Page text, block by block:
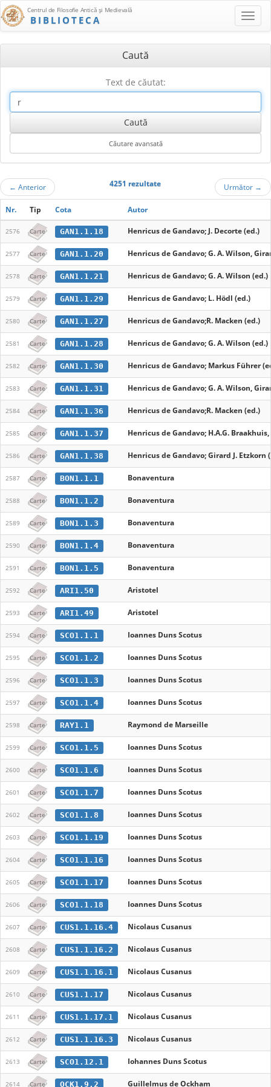
Centrul de Filosofie Antică şi Medievală
BIBLIOTECA
Caută
Text de căutat:
← Anterior 4251 rezultate Următor →
Nr. Tip Cota Autor
2576 Carte GAN1.1.18 Henricus de Gandavo; J. Decorte (ed.)
2577 Carte GAN1.1.20 Henricus de Gandavo; G. A. Wilson,
2578 Carte GAN1.1.21 Henricus de Gandavo; G. A. Wilson (ed.)
2579 Carte GAN1.1.29 Henricus de Gandavo; L. Hödl (ed.)
2580 Carte GAN1.1.27 Henricus de Gandavo;R. Macken (ed.)
2581 Carte GAN1.1.28 Henricus de Gandavo; G. A. Wilson (ed.)
2582 Carte GAN1.1.30 Henricus de Gandavo; Markus Führer
2583 Carte GAN1.1.31 Henricus de Gandavo; G. A. Wilson,
2584 Carte GAN1.1.36 Henricus de Gandavo;R. Macken (ed.)
2585 Carte GAN1.1.37 Henricus de Gandavo; H.A.G.
2586 Carte GAN1.1.38 Henricus de Gandavo; Girard J. Etzkorn
2587 Carte BON1.1.1 Bonaventura
2588 Carte BON1.1.2 Bonaventura
2589 Carte BON1.1.3 Bonaventura
2590 Carte BON1.1.4 Bonaventura
2591 Carte BON1.1.5 Bonaventura
2592 Carte ARI1.50 Aristotel
2593 Carte ARI1.49 Aristotel
2594 Carte SCO1.1.1 Ioannes Duns Scotus
2595 Carte SCO1.1.2 Ioannes Duns Scotus
2596 Carte SCO1.1.3 Ioannes Duns Scotus
2597 Carte SCO1.1.4 Ioannes Duns Scotus
2598 Carte RAY1.1 Raymond de Marseille
2599 Carte SCO1.1.5 Ioannes Duns Scotus
2600 Carte SCO1.1.6 Ioannes Duns Scotus
2601 Carte SCO1.1.7 Ioannes Duns Scotus
2602 Carte SCO1.1.8 Ioannes Duns Scotus
2603 Carte SCO1.1.19 Ioannes Duns Scotus
2604 Carte SCO1.1.16 Ioannes Duns Scotus
2605 Carte SCO1.1.17 Ioannes Duns Scotus
2606 Carte SCO1.1.18 Ioannes Duns Scotus
2607 Carte CUS1.1.16.4 Nicolaus Cusanus
2608 Carte CUS1.1.16.2 Nicolaus Cusanus
2609 Carte CUS1.1.16.1 Nicolaus Cusanus
2610 Carte CUS1.1.17 Nicolaus Cusanus
2611 Carte CUS1.1.17.1 Nicolaus Cusanus
2612 Carte CUS1.1.16.3 Nicolaus Cusanus
2613 Carte SCO1.12.1 Iohannes Duns Scotus
2614 Carte OCK1.9.2 Guillelmus de Ockham